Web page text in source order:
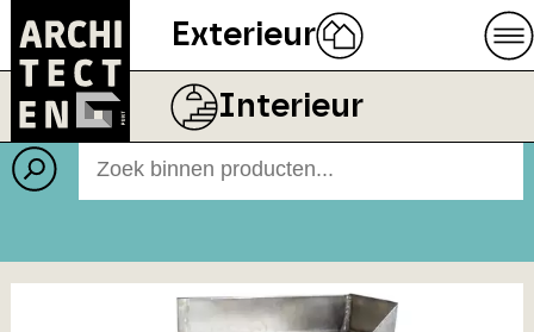
Exterieur
Interieur
Producten
BEELD SOLARLUX NEDERLAND BV